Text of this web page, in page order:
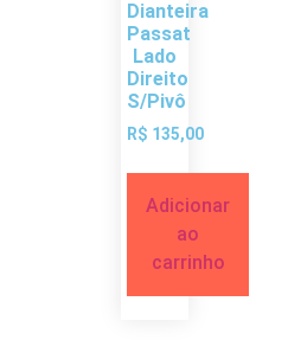
Dianteira
Passat
Lado
Direito
S/Pivô
R$ 135,00
Adicionar
ao
carrinho